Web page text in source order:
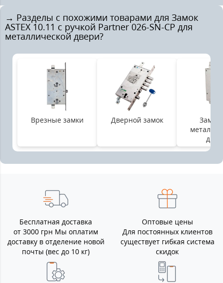
→ Разделы с похожими товарами для Замок
ASTEX 10.11 с ручкой Partner 026-SN-CP для
металлической двери?
Врезные замки Дверной замок
Замок
Бесплатная доставка
от 3000 грн Мы оплатим
доставку в отделение новой
почты (вес до 10 кг)
Оптовые цены
Для постоянных клиентов
существует гибкая система
скидок